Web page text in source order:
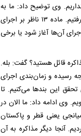
وی توضیح داد: ما به
زوریخ سوئیس برای گفت‌وگو جهت تحقق ماده ۱۳ تفاهم‌نامه رفتیم. ماده ۱۳ ناظر بر اجرای
بند تفاهم‌نامه، باید اجرای آن‌ها آغاز شود یا برخی
قائل هستید؟ گفت: بله.
رسیده و زمان‌بندی اجرای
این بندها می‌کنیم. تا
وی ادامه داد: ما الان در
یعنی قطر و پاکستان
آنجا دیگر مذاکره به آن